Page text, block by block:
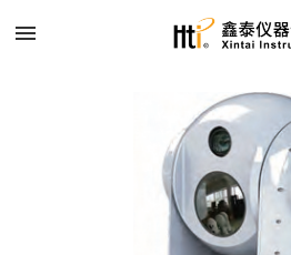
产品中心